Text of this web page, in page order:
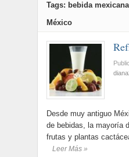
Tags: bebida
México
Desde muy antiguo
de bebidas, la mayoría
frutas y plantas
Leer Más »